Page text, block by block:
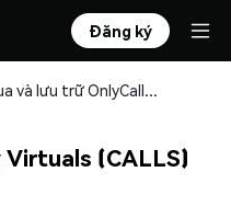
Đăng ký
Mua và lưu trữ OnlyCalls by Virtuals (CALLS) an toàn
Virtuals (CALLS)